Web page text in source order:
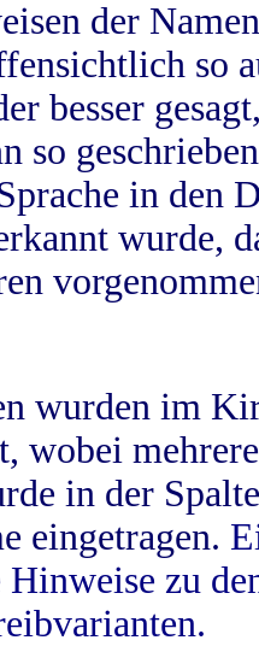
der
so
besser
so
in
wurde,
wurden im
wobei
in der
eingetragen.
zu